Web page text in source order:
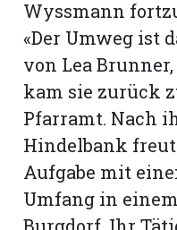
Wyssmann
«Der Umweg ist
von Lea
kam sie zurück
Pfarramt. Nach
Hindelbank
Aufgabe mit
Umfang in
Burgdorf. Ihr